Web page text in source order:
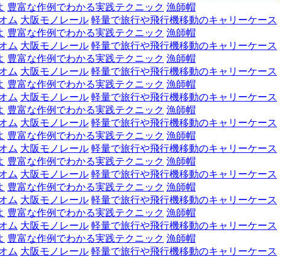
豊富な作例でわかる実践テクニック 漁師帽
ム 大阪モノレール 軽量で旅行や飛行機移動のキャリーケース
豊富な作例でわかる実践テクニック 漁師帽
ム 大阪モノレール 軽量で旅行や飛行機移動のキャリーケース
豊富な作例でわかる実践テクニック 漁師帽
ム 大阪モノレール 軽量で旅行や飛行機移動のキャリーケース
豊富な作例でわかる実践テクニック 漁師帽
ム 大阪モノレール 軽量で旅行や飛行機移動のキャリーケース
豊富な作例でわかる実践テクニック 漁師帽
ム 大阪モノレール 軽量で旅行や飛行機移動のキャリーケース
豊富な作例でわかる実践テクニック 漁師帽
ム 大阪モノレール 軽量で旅行や飛行機移動のキャリーケース
豊富な作例でわかる実践テクニック 漁師帽
ム 大阪モノレール 軽量で旅行や飛行機移動のキャリーケース
豊富な作例でわかる実践テクニック 漁師帽
ム 大阪モノレール 軽量で旅行や飛行機移動のキャリーケース
豊富な作例でわかる実践テクニック 漁師帽
ム 大阪モノレール 軽量で旅行や飛行機移動のキャリーケース
豊富な作例でわかる実践テクニック 漁師帽
ム 大阪モノレール 軽量で旅行や飛行機移動のキャリーケース